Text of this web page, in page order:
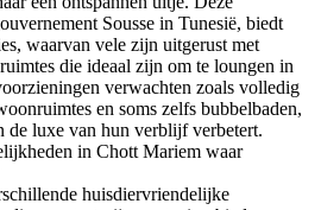
Sousse in Tunesië, biedt
waarvan vele zijn uitgerust met
die ideaal zijn om te loungen in
verwachten zoals volledig
en soms zelfs bubbelbaden,
de luxe van hun verblijf verbetert.
in Chott Mariem waar
huisdiervriendelijke